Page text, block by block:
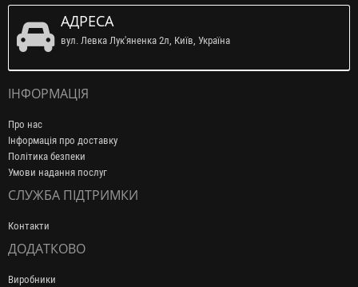
АДРЕСА
вул. Левка Лук'яненка 2л, Київ, Україна
ІНФОРМАЦІЯ
Про нас
Інформація про доставку
Політика безпеки
Умови надання послуг
СЛУЖБА ПІДТРИМКИ
Контакти
ДОДАТКОВО
Виробники